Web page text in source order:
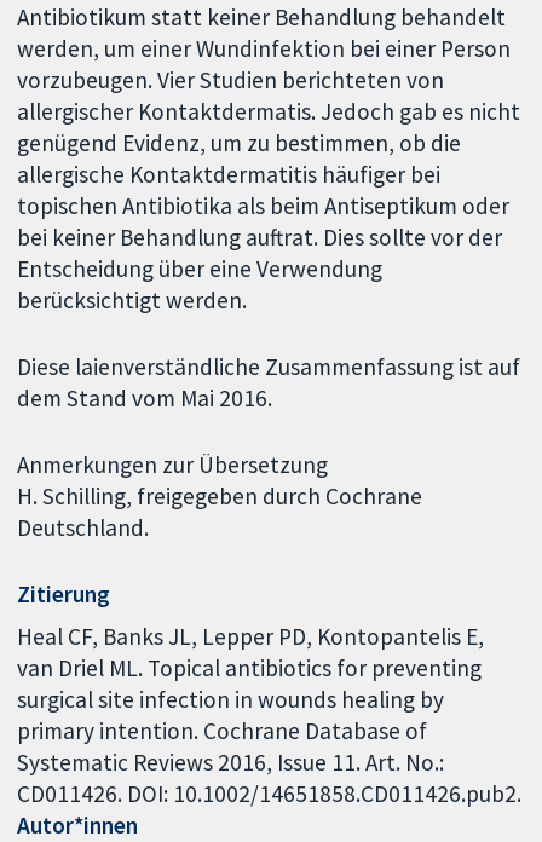
Antibiotikum statt keiner Behandlung behandelt
werden, um einer Wundinfektion bei einer Person
vorzubeugen. Vier Studien berichteten von
allergischer Kontaktdermatis. Jedoch gab es nicht
genügend Evidenz, um zu bestimmen, ob die
allergische Kontaktdermatitis häufiger bei
topischen Antibiotika als beim Antiseptikum oder
bei keiner Behandlung auftrat. Dies sollte vor der
Entscheidung über eine Verwendung
berücksichtigt werden.
Diese laienverständliche Zusammenfassung ist auf
dem Stand vom Mai 2016.
Anmerkungen zur Übersetzung
H. Schilling, freigegeben durch Cochrane
Deutschland.
Zitierung
Heal CF, Banks JL, Lepper PD, Kontopantelis E,
van Driel ML. Topical antibiotics for preventing
surgical site infection in wounds healing by
primary intention. Cochrane Database of
Systematic Reviews 2016, Issue 11. Art. No.:
CD011426. DOI: 10.1002/14651858.CD011426.pub2.
Autor*innen